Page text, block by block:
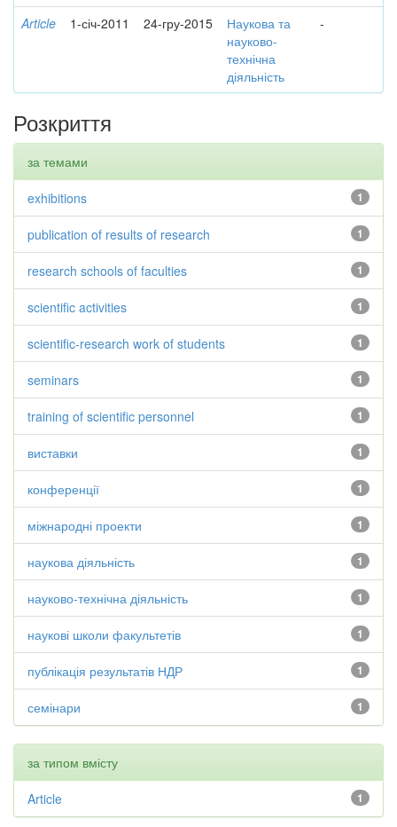
Article 1-січ-2011 24-гру-2015
Наукова та
науково-
технічна
діяльність
-
Розкриття
за темами
1
exhibitions
1
publication of results of research
1
research schools of faculties
1
scientific activities
1
scientific-research work of students
1
seminars
1
training of scientific personnel
1
виставки
1
конференції
1
міжнародні проекти
1
наукова діяльність
1
науково-технічна діяльність
1
наукові школи факультетів
1
публікація результатів НДР
1
семінари
за типом вмісту
1
Article